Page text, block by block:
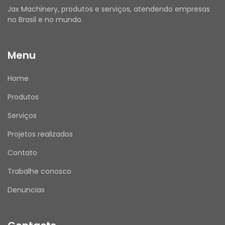
sexta, das 08h00 às 17h30.
respondidas no próximo dia útil
JAX MACHINERY – Brasil
de excelência.
Jax Machinery, produtos e serviços, atendendo empresas
no Brasil e no mundo.
Menu
Home
Produtos
Serviços
Projetos realizados
Contato
Trabalhe conosco
Denuncias